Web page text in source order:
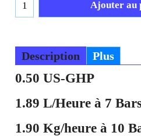
Ajouter au
Description Plus
0.50 US-GHP
1.89 L/Heure à 7
1.90 Kg/heure à 10